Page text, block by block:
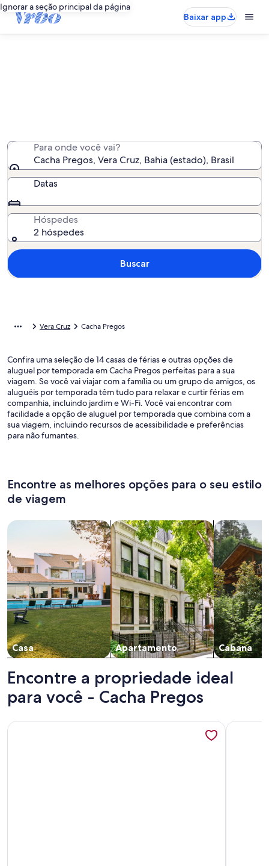
Ignorar a seção principal da página
Baixar app
Para onde você vai?
Cacha Pregos, Vera Cruz, Bahia (estado), Brasil
Datas
Hóspedes
2 hóspedes
Buscar
Vera Cruz Cacha Pregos
Confira uma seleção de 14 casas de férias e outras opções de
aluguel por temporada em Cacha Pregos perfeitas para a sua
viagem. Se você vai viajar com a família ou um grupo de amigos, os
aluguéis por temporada têm tudo para relaxar e curtir férias em
companhia, incluindo jardim e Wi-Fi. Você vai encontrar com
facilidade a opção de aluguel por temporada que combina com a
sua viagem, incluindo recursos de acessibilidade e preferências
para não fumantes.
Encontre as melhores opções para o seu estilo
de viagem
Casa
Busque casas
Apartamento
Busque apartamentos
Cabana
buscar
Encontre a propriedade ideal
para você - Cacha Pregos
Mais informações sobre condominio fechado a 100m da
Mais